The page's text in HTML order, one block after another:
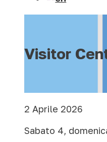
Visitor
2 Aprile 2026
Sabato 4,